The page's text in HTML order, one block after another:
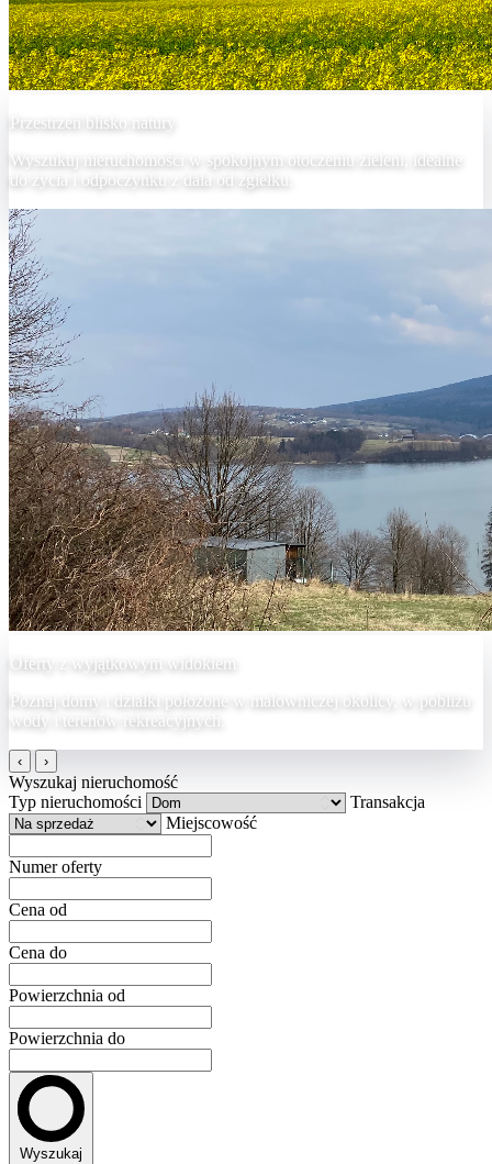
Przestrzeń blisko natury
Wyszukuj nieruchomości w spokojnym otoczeniu zieleni, idealne
do życia i odpoczynku z dala od zgiełku.
Oferty z wyjątkowym widokiem
Poznaj domy i działki położone w malowniczej okolicy, w pobliżu
wody i terenów rekreacyjnych.
‹ ›
Wyszukaj nieruchomość
Typ nieruchomości
Transakcja
Miejscowość
Numer oferty
Cena od
Cena do
Powierzchnia od
Powierzchnia do
Wyszukaj